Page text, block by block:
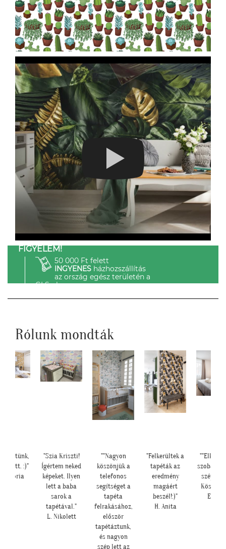
FIGYELEM!
50 000 Ft felett
INGYENESházhozszállítás
az ország egész területén a
GLS-el.
Rólunk mondták
lett. :)"
Viktória
"Szia Kriszti!
Ígértem neked
képeket. Ilyen
lett a baba
sarok a
tapétával."
L. Nikolett
""Nagyon
köszönjük a
telefonos
segítséget a
tapéta
felrakásához,
először
tapétáztunk,
és nagyon
szép lett az
"Felkerültek a
tapéták az
eredmény
magáért
beszél!:)"
H. Anita
szoba,
szépen
E.